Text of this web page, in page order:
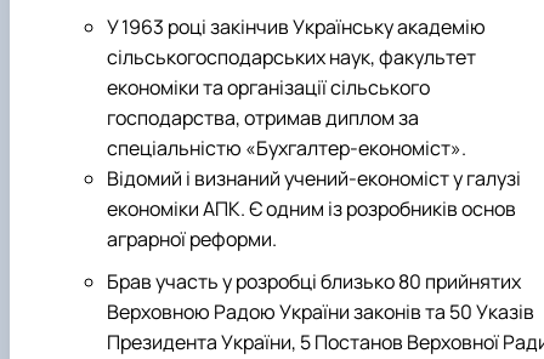
У 1963 році закінчив Українську академію
сільськогосподарських наук, факультет
економіки та організації сільського
господарства, отримав диплом за
спеціальністю «Бухгалтер-економіст».
Відомий і визнаний учений-економіст у галузі
економіки АПК. Є одним із розробників основ
аграрної реформи.
Брав участь у розробці близько 80 прийнятих
Верховною Радою України законів та 50 Указів
Президента України, 5 Постанов Верховної